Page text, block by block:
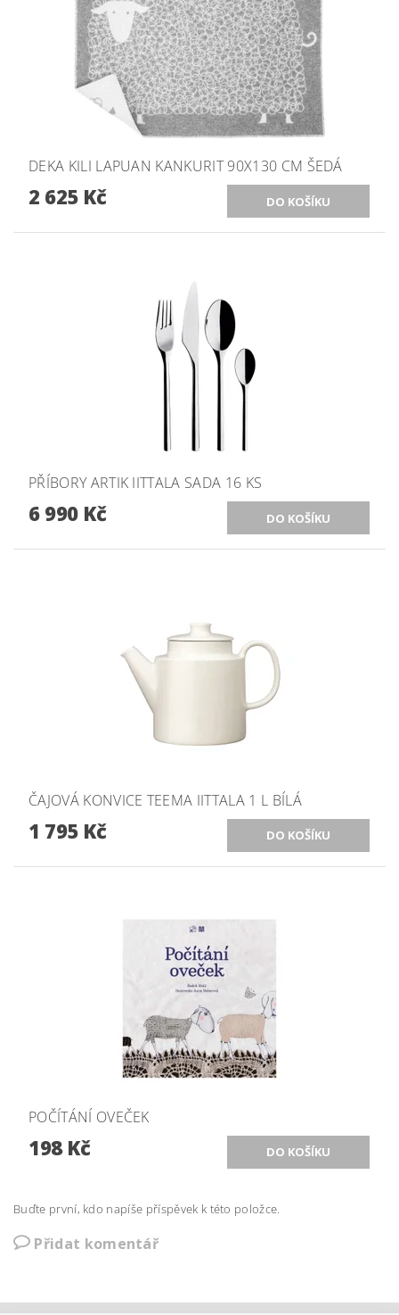
DEKA KILI LAPUAN KANKURIT 90X130 CM ŠEDÁ
2 625 Kč
PŘÍBORY ARTIK IITTALA SADA 16 KS
6 990 Kč
ČAJOVÁ KONVICE TEEMA IITTALA 1 L BÍLÁ
1 795 Kč
POČÍTÁNÍ OVEČEK
198 Kč
Buďte první, kdo napíše příspěvek k této položce.
Přidat komentář